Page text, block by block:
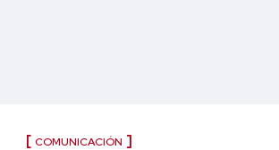
COMUNICACIÓN